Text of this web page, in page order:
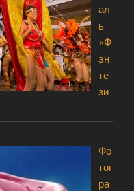
ал
ь
«Ф
эн
те
зи
Фо
тог
ра